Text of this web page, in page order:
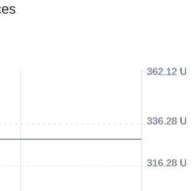
316.28
336.28
362.12